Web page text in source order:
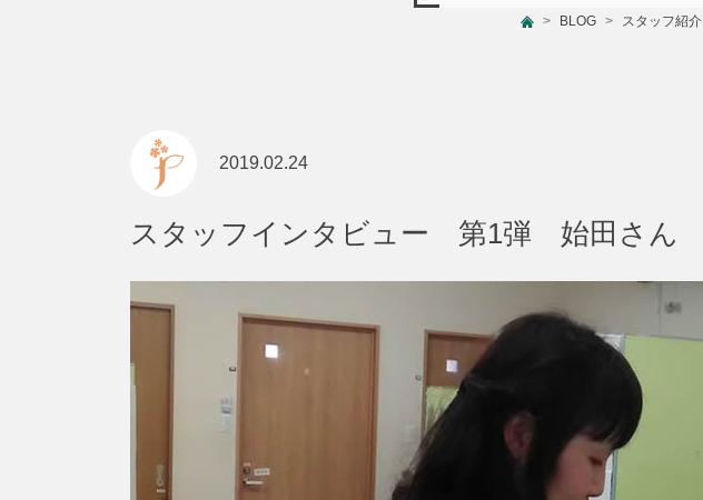
BLOG スタッフ紹介
2019.02.24
スタッフインタビュー 第1弾 始田さん